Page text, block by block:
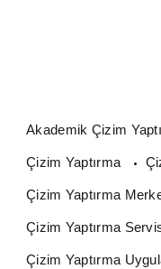
Akademik Çizim
Çizim Yaptırma
Çizim Yaptırma
Çizim Yaptırma
Çizim Yaptırma